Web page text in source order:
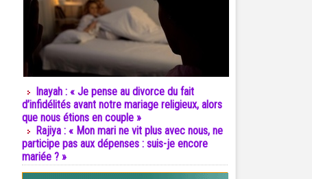
Inayah : « Je pense au divorce du fait
d’infidélités avant notre mariage religieux, alors
que nous étions en couple »
Rajiya : « Mon mari ne vit plus avec nous, ne
participe pas aux dépenses : suis-je encore
mariée ? »